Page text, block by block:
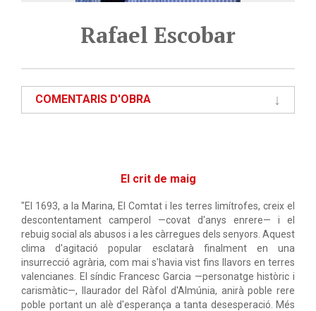
Rafael Escobar
COMENTARIS D'OBRA
El crit de maig
"El 1693, a la Marina, El Comtat i les terres limítrofes, creix el
descontentament camperol —covat d'anys enrere— i el
rebuig social als abusos i a les càrregues dels senyors. Aquest
clima d'agitació popular esclatarà finalment en una
insurrecció agrària, com mai s'havia vist fins llavors en terres
valencianes. El síndic Francesc Garcia —personatge històric i
carismàtic—, llaurador del Ràfol d'Almúnia, anirà poble rere
poble portant un alè d'esperança a tanta desesperació. Més